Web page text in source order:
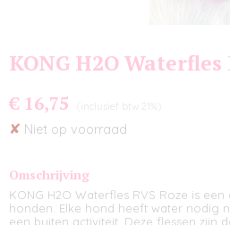
KONG H2O Waterfles
€ 16,75 (inclusief btw 21%)
✘ Niet op voorraad
Omschrijving
KONG H2O Waterfles RVS Roze is
honden. Elke hond heeft water nodig
een buiten activiteit. Deze flessen zijn